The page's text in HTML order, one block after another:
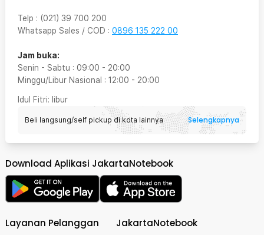
Telp : (021) 39 700 200
Whatsapp Sales / COD : 0896 135 222 00
Jam buka:
Senin - Sabtu : 09:00 - 20:00
Minggu/Libur Nasional : 12:00 - 20:00
Idul Fitri: libur
Beli langsung/self pickup di kota lainnya Selengkapnya
Download Aplikasi JakartaNotebook
Layanan Pelanggan JakartaNotebook